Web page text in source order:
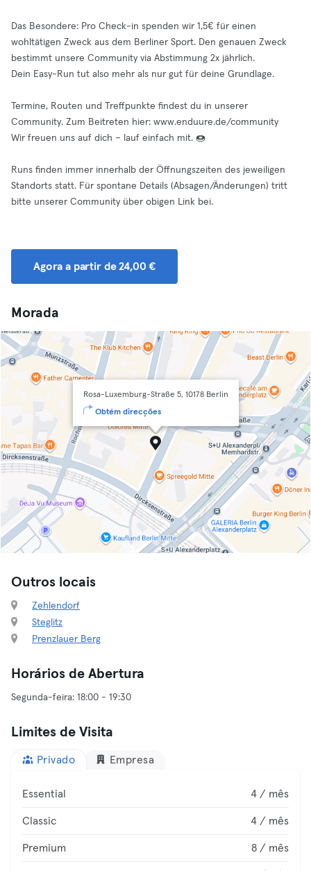
Das Besondere: Pro Check-in spenden wir 1,5€ für einen
wohltätigen Zweck aus dem Berliner Sport. Den genauen Zweck
bestimmt unsere Community via Abstimmung 2x jährlich.
Dein Easy-Run tut also mehr als nur gut für deine Grundlage.
Termine, Routen und Treffpunkte findest du in unserer
Community. Zum Beitreten hier: www.enduure.de/community
Wir freuen uns auf dich – lauf einfach mit. 🍩
Runs finden immer innerhalb der Öffnungszeiten des jeweiligen
Standorts statt. Für spontane Details (Absagen/Änderungen) tritt
bitte unserer Community über obigen Link bei.
Agora a partir de 24,00 €
Morada
Rosa-Luxemburg-Straße 5, 10178 Berlin
Obtém direcções
Outros locais
Zehlendorf
Steglitz
Prenzlauer Berg
Horários de Abertura
Limites de Visita
Privado Empresa
Essential 4 / mês
Classic 4 / mês
Premium 8 / mês